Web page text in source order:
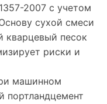
2007 с учетом
сухой смеси
кварцевый песок
риски и
машинном
портландцемент